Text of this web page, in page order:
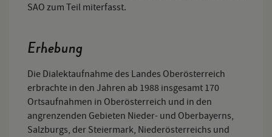
SAO zum Teil miterfasst.
Erhebung
Die Dialektaufnahme des Landes Oberösterreich
erbrachte in den Jahren ab 1988 insgesamt 170
Ortsaufnahmen in Oberösterreich und in den
angrenzenden Gebieten Nieder- und Oberbayerns,
Salzburgs, der Steiermark, Niederösterreichs und